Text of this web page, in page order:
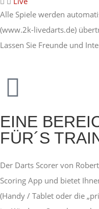
Alle Spiele werden
(www.2k-livedarts.de)
Lassen Sie Freunde und
EINE
FÜR´S
Der Darts Scorer von
Scoring App und bietet
(Handy / Tablet oder die